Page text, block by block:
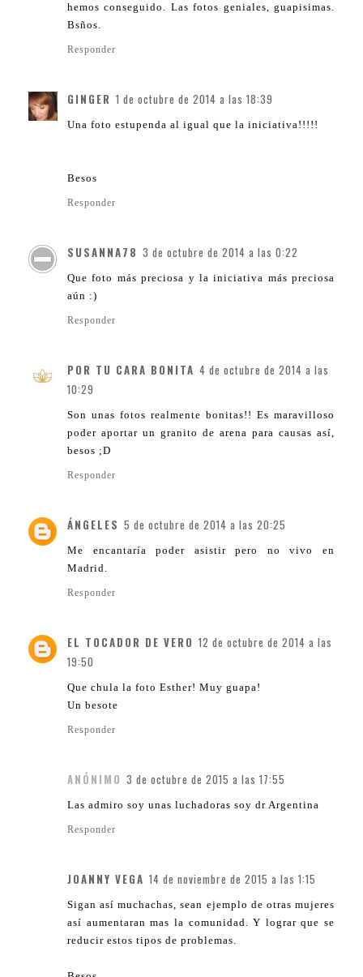
hemos conseguido. Las fotos geniales, guapisimas.
Bsños.
Responder
GINGER 1 de octubre de 2014 a las 18:39
Una foto estupenda al igual que la iniciativa!!!!!
Besos
Responder
SUSANNA78 3 de octubre de 2014 a las 0:22
Que foto más preciosa y la iniciativa más preciosa
aún :)
Responder
POR TU CARA BONITA 4 de octubre de 2014 a las
10:29
Son unas fotos realmente bonitas!! Es maravilloso
poder aportar un granito de arena para causas así,
besos ;D
Responder
ÁNGELES 5 de octubre de 2014 a las 20:25
Me encantaría poder asistir pero no vivo en
Madrid.
Responder
EL TOCADOR DE VERO 12 de octubre de 2014 a las
19:50
Que chula la foto Esther! Muy guapa!
Un besote
Responder
ANÓNIMO 3 de octubre de 2015 a las 17:55
Las admiro soy unas luchadoras soy dr Argentina
Responder
JOANNY VEGA 14 de noviembre de 2015 a las 1:15
Sigan así muchachas, sean ejemplo de otras mujeres
así aumentaran mas la comunidad. Y lograr que se
reducir estos tipos de problemas.